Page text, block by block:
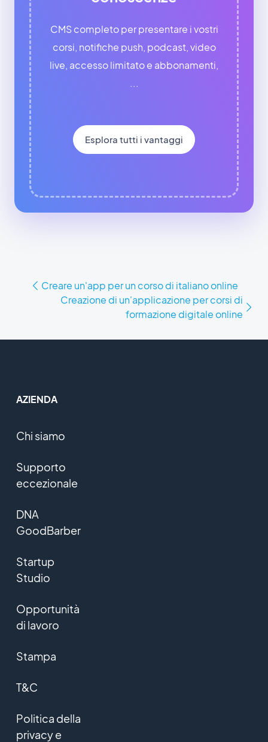
CMS completo per presentare i vostri
corsi, notifiche push, podcast, video
live, accesso limitato e abbonamenti,
...
Esplora tutti i vantaggi
Creare un'app per un corso di italiano online
Creazione di un'applicazione per corsi di
formazione digitale online
AZIENDA
Chi siamo
Supporto
eccezionale
DNA
GoodBarber
Startup
Studio
Opportunità
di lavoro
Stampa
T&C
Politica della
privacy e